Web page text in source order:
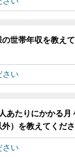
の世帯年収を教え
あたりにかかる月
）を教えてくださ